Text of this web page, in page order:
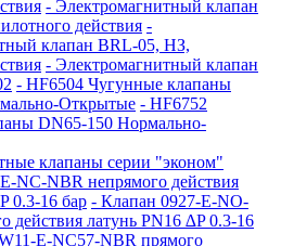
- Электромагнитный клапан
действия -
клапан BRL-05, НЗ,
- Электромагнитный клапан
- HF6504 Чугунные клапаны
Открытые - HF6752
DN65-150 Нормально-
клапаны серии "эконом"
NC-NBR непрямого действия
0.3-16 бар - Клапан 0927-E-NО-
действия латунь PN16 ∆P 0.3-16
E-NC57-NBR прямого